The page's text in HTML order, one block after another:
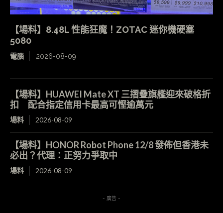
【場料】8.48L 性能狂魔！ZOTAC 迷你機硬塞
5080
電腦 2026-08-09
【場料】HUAWEI Mate XT 三摺疊旗艦迎來破格折
扣 配合指定信用卡最高可慳逾萬元
場料 2026-08-09
【場料】HONOR Robot Phone 12/8 發佈但香港未
必出？代理：正努力爭取中
場料 2026-08-09
- 廣告 -